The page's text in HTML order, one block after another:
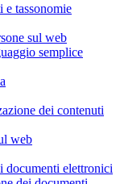
tassonomie
sul web
semplice
dei contenuti
web
documenti elettronici